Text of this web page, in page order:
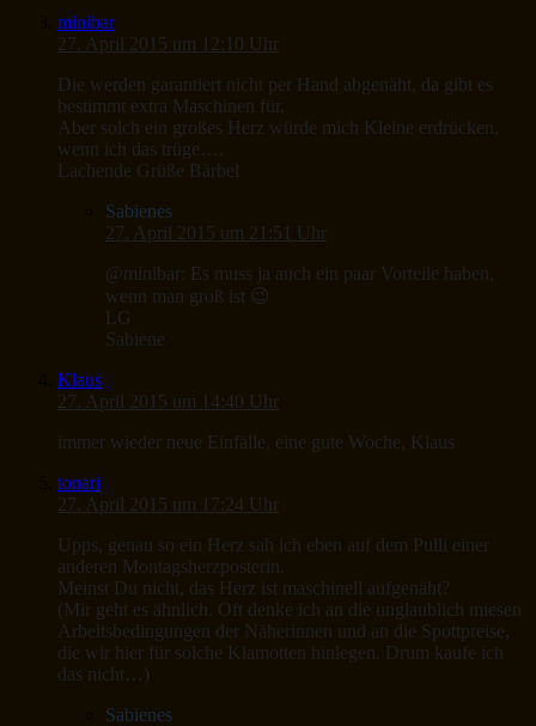
minibar
27. April 2015 um 12:10 Uhr
Die werden garantiert nicht per Hand abgenäht, da gibt es
bestimmt extra Maschinen für.
Aber solch ein großes Herz würde mich Kleine erdrücken,
wenn ich das trüge….
Lachende Grüße Bärbel
Sabienes
27. April 2015 um 21:51 Uhr
@minibar: Es muss ja auch ein paar Vorteile haben,
wenn man groß ist 😉
LG
Sabiene
Klaus
27. April 2015 um 14:40 Uhr
immer wieder neue Einfälle, eine gute Woche, Klaus
tonari
27. April 2015 um 17:24 Uhr
Upps, genau so ein Herz sah ich eben auf dem Pulli einer
anderen Montagsherzposterin.
Meinst Du nicht, das Herz ist maschinell aufgenäht?
(Mir geht es ähnlich. Oft denke ich an die unglaublich miesen
Arbeitsbedingungen der Näherinnen und an die Spottpreise,
die wir hier für solche Klamotten hinlegen. Drum kaufe ich
das nicht…)
Sabienes